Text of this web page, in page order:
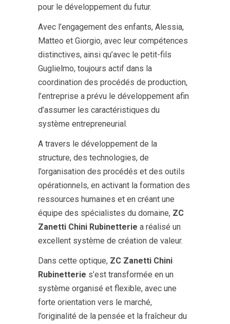
pour le développement du futur.
Avec l’engagement des enfants, Alessia,
Matteo et Giorgio, avec leur compétences
distinctives, ainsi qu’avec le petit-fils
Guglielmo, toujours actif dans la
coordination des procédés de production,
l’entreprise a prévu le développement afin
d’assumer les caractéristiques du
système entrepreneurial.
A travers le développement de la
structure, des technologies, de
l’organisation des procédés et des outils
opérationnels, en activant la formation des
ressources humaines et en créant une
équipe des spécialistes du domaine, ZC
Zanetti Chini Rubinetterie a réalisé un
excellent système de création de valeur.
Dans cette optique, ZC Zanetti Chini
Rubinetterie s’est transformée en un
système organisé et flexible, avec une
forte orientation vers le marché,
l’originalité de la pensée et la fraîcheur du